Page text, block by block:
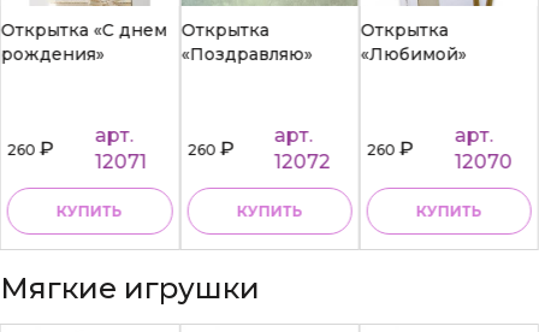
Открытка «С днем
рождения»
260₽
арт.
12071
КУПИТЬ
Открытка
«Поздравляю»
260₽
арт.
12072
КУПИТЬ
Открытка
«Любимой»
260₽
арт.
12070
КУПИТЬ
Мягкие игрушки